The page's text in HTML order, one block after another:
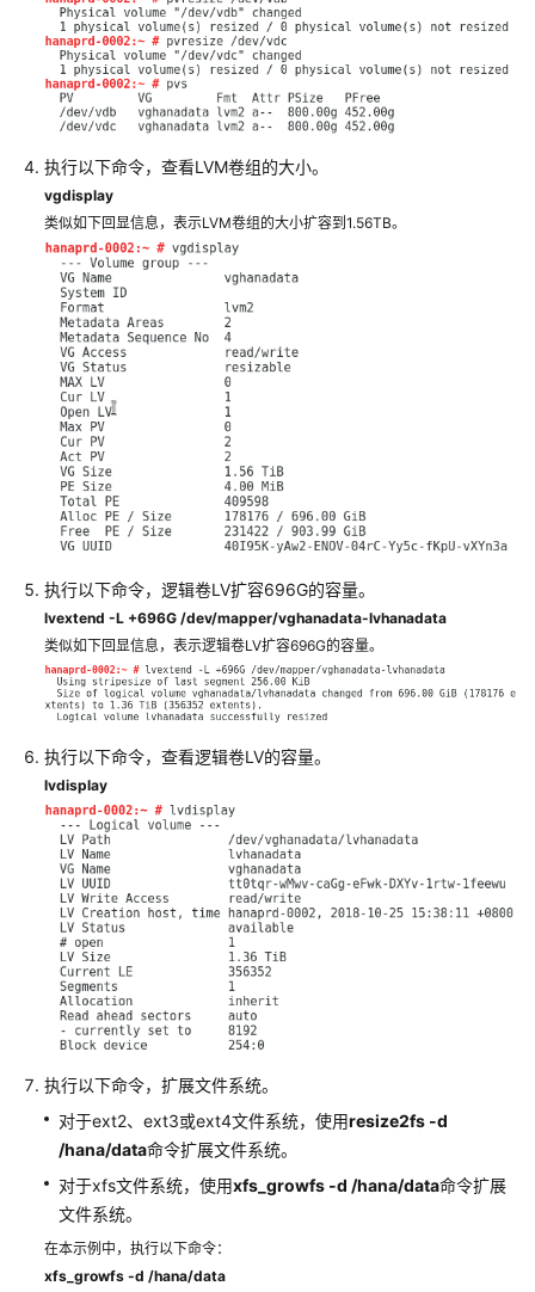
备
份
恢
南
SAP
安
SAP
佳
实
践
汇
总
华
为
云
SAP
on
DB2
安
装
最
佳
实
践
华
为
云
SAP
on
SQL
Server
安
执行以下命令，查看LVM卷组的大小。
vgdisplay
类似如下回显信息，表示LVM卷组的大小扩容到1.56TB。
执行以下命令，逻辑卷LV扩容696G的容量。
lvextend -L +696G /dev/mapper/vghanadata-lvhanadata
类似如下回显信息，表示逻辑卷LV扩容696G的容量。
执行以下命令，查看逻辑卷LV的容量。
lvdisplay
执行以下命令，扩展文件系统。
对于ext2、ext3或ext4文件系统，使用resize2fs -d
/hana/data命令扩展文件系统。
对于xfs文件系统，使用xfs_growfs -d /hana/data命令扩展
文件系统。
在本示例中，执行以下命令：
xfs_growfs -d /hana/data